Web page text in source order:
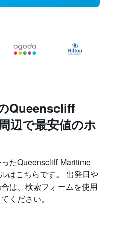
Queenscliff
辺で最安値のホ
たQueenscliff Maritime
はこちらです。 出発日や
は、検索フォームを使用
ください。